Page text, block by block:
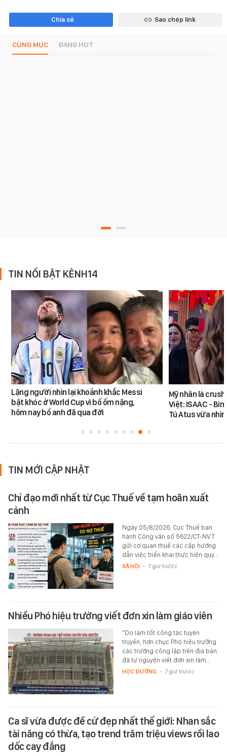
Chia sẻ Sao chép link
CÙNG MỤC ĐANG HOT
TIN NỔI BẬT KÊNH14
Lặng người nhìn lại khoảnh khắc Messi
bật khóc ở World Cup vì bố ốm nặng,
hôm nay bố anh đã qua đời
Mỹ nhân là
Việt: ISAAC -
Tú Atus vừa
TIN MỚI CẬP NHẬT
Chỉ đạo mới nhất từ Cục Thuế về tạm hoãn xuất
cảnh
Ngày 05/8/2026, Cục Thuế ban
hành Công văn số 5622/CT-NVT
gửi cơ quan thuế các cấp hướng
dẫn việc triển khai thực hiện quy…
XÃ HỘI - 7 giờ trước
Nhiều Phó hiệu trưởng viết đơn xin làm giáo viên
"Do làm tốt công tác tuyên
truyền, hơn chục Phó hiệu trưởng
các trường công lập trên địa bàn
đã tự nguyện viết đơn xin làm…
HỌC ĐƯỜNG - 7 giờ trước
Ca sĩ vừa được đề cử đẹp nhất thế giới: Nhan sắc
tài năng có thừa, tạo trend trăm triệu views rồi lao
dốc cay đắng